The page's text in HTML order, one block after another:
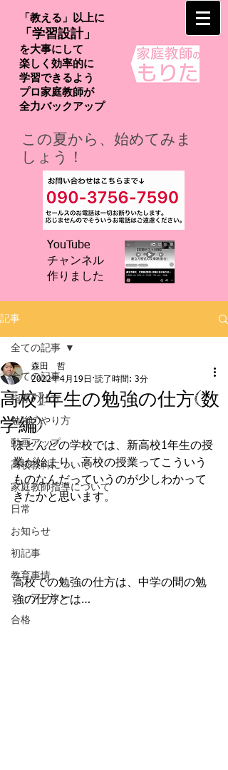
「教える」以上に
「学習設計」
を大事にして
楽しく効率的に
学習できるよう
プロ家庭教師が
​全力バックアップ
この夏から、始めてみま
しょう！
YouTube
チャンネル
​作りました
記事
全ての記事
指導の仕方
勉強のやり方
動画アップ
高校教科について
家庭教師指導について
日常
お知らせ
初記事
教育事情
ジ・アフター
合格
全ての記事
高校1年生の勉強の仕方(数
学編)
森田 哲
2022年4月19日 読了時間: 3分
ほとんどの学校では、新高校1年生の授
業が始まり、高校の授業ってこういう
ものなんだっていうのが少しわかって
きたかと思います。
高校での勉強の仕方は、中学の間の勉
強の仕方とは…